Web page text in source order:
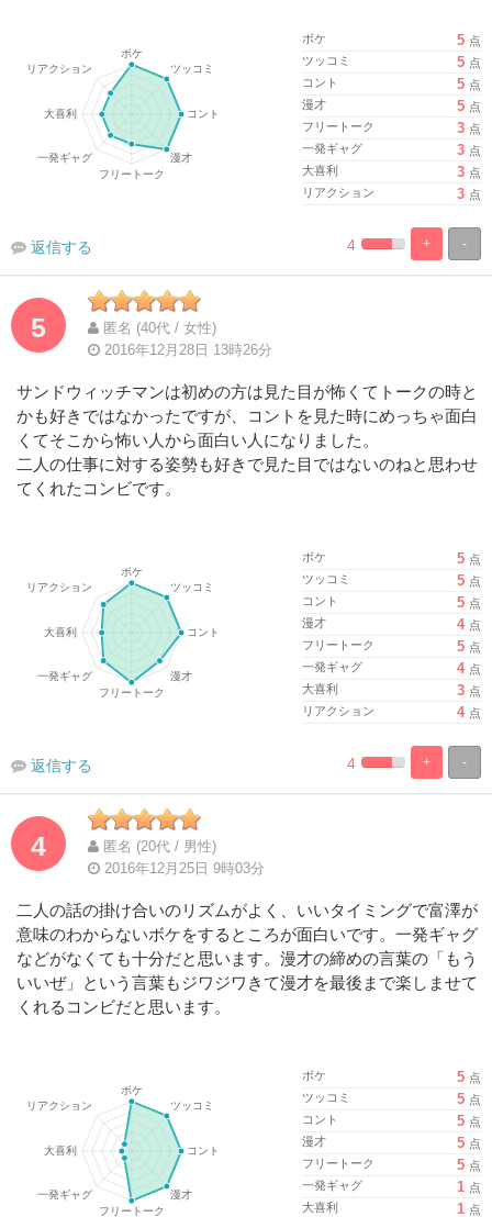
ボケ 5 点
ツッコミ
5 点
コント
5 点
漫才
5 点
フリートーク
3 点
一発ギャグ
3 点
大喜利
3 点
リアクション
3 点
-
+
%
100%
4
返信する
5
匿名 (40代 / 女性)
2016年12月28日 13時26分
サンドウィッチマンは初めの方は見た目が怖くてトークの時と
かも好きではなかったですが、コントを見た時にめっちゃ面白
くてそこから怖い人から面白い人になりました。
二人の仕事に対する姿勢も好きで見た目ではないのねと思わせ
てくれたコンビです。
ボケ 5 点
ツッコミ
5 点
コント
5 点
漫才
4 点
フリートーク
5 点
一発ギャグ
4 点
大喜利
3 点
リアクション
4 点
-
+
%
100%
4
返信する
4
匿名 (20代 / 男性)
2016年12月25日 9時03分
二人の話の掛け合いのリズムがよく、いいタイミングで富澤が
意味のわからないボケをするところが面白いです。一発ギャグ
などがなくても十分だと思います。漫才の締めの言葉の「もう
いいぜ」という言葉もジワジワきて漫才を最後まで楽しませて
くれるコンビだと思います。
ボケ 5 点
ツッコミ
5 点
コント
5 点
漫才
5 点
フリートーク
5 点
一発ギャグ
1 点
大喜利
1 点